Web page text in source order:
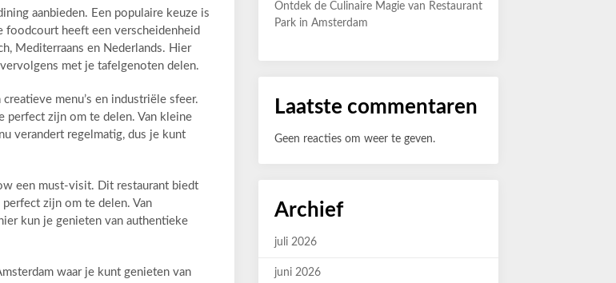
aanbieden. Een populaire keuze is
foodcourt heeft een verscheidenheid
Mediterraans en Nederlands. Hier
met je tafelgenoten delen.
menu’s en industriële sfeer.
perfect zijn om te delen. Van kleine
verandert regelmatig, dus je kunt
een must-visit. Dit restaurant biedt
zijn om te delen. Van
kun je genieten van authentieke
waar je kunt genieten van
Ontdek de Culinaire Magie van Restaurant
Park in Amsterdam
Laatste commentaren
Geen reacties om weer te geven.
Archief
juli 2026
juni 2026